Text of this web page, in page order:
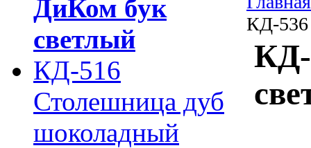
ДиКом бук
светлый
КД-516
Столешница дуб
шоколадный
КД-536
КД-